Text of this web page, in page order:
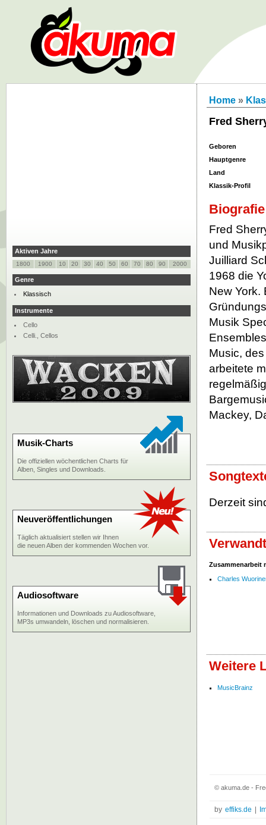
Home »
Fred
Geboren
Hauptgenre
Land
Klassik-Profil
Biografie
Fred
und
Juilliard
1968 die
New York.
Musik
Music,
arbeitete
Mackey,
Derzeit
Zusammenarbeit
Charles
Weitere
MusicBrainz
Aktiven Jahre
1800 1900 10 20 30 40 50 60 70 80 90 2000
Genre
Klassisch
Instrumente
Cello
Celli., Cellos
Musik-Charts
Die offiziellen wöchentlichen Charts für
Alben, Singles und Downloads.
Neuveröffentlichungen
Täglich aktualisiert stellen wir Ihnen
die neuen Alben der kommenden Wochen vor.
Audiosoftware
Informationen und Downloads zu Audiosoftware,
MP3s umwandeln, löschen und normalisieren.
© akuma.de -
by effiks.de